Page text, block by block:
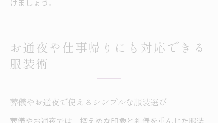
けましょう。
お通夜や仕事帰りにも対応できる
服装術
葬儀やお通夜で使えるシンプルな服装選び
葬儀やお通夜では、控えめな印象と礼儀を重んじた服装